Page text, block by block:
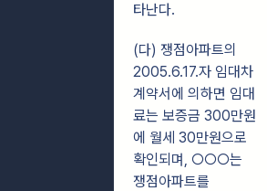
타난다.
(다) 쟁점아파트의
2005.6.17.자 임대차
계약서에 의하면 임대
료는 보증금 300만원
에 월세 30만원으로
확인되며, ○○○는
쟁점아파트를